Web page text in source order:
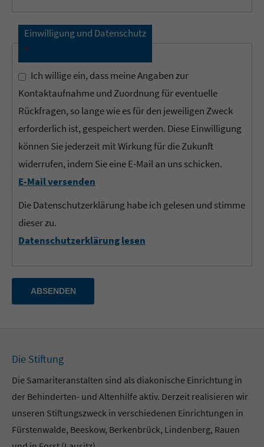
Einwilligung und Datenschutz
*
Ich willige ein, dass meine Angaben zur
Kontaktaufnahme und Zuordnung für eventuelle
Rückfragen, so lange wie es für den jeweiligen Zweck
erforderlich ist, gespeichert werden. Diese Einwilligung
können Sie jederzeit mit Wirkung für die Zukunft
widerrufen, indem Sie eine E-Mail an uns schicken.
E-Mail versenden
Die Datenschutzerklärung habe ich gelesen und stimme
dieser zu.
Datenschutzerklärung lesen
ABSENDEN
Die Stiftung
Die Samariteranstalten sind als diakonische Einrichtung in
der Behinderten- und Altenhilfe aktiv. Derzeit realisieren wir
unseren Stiftungszweck in verschiedenen Einrichtungen in
Fürstenwalde, Beeskow, Berkenbrück, Lindenberg, Rauen